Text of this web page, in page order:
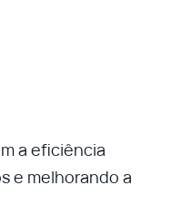
a eficiência
e melhorando a